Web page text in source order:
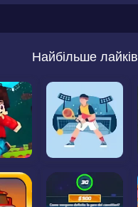
Найбільше лайків